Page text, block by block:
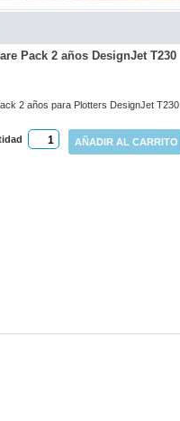
Pack 2 años DesignJet T230
2 años para Plotters DesignJet T230
AÑADIR AL CARRITO